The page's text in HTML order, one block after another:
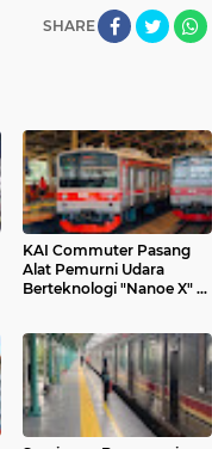
SHARE
KAI Commuter Pasang
Alat Pemurni Udara
Berteknologi "Nanoe X" di